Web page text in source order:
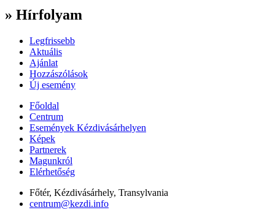
» Hírfolyam
Legfrissebb
Aktuális
Ajánlat
Hozzászólások
Új esemény
Főoldal
Centrum
Események Kézdivásárhelyen
Képek
Partnerek
Magunkról
Elérhetőség
Főtér, Kézdivásárhely, Transylvania
centrum@kezdi.info